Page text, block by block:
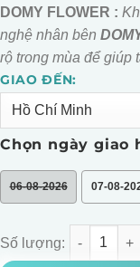
DOMY FLOWER :
nghệ nhân bên
rộ trong mùa để giúp
GIAO ĐẾN:
Chọn ngày giao
06-08-2026 07-08-
BÓ HOA OHARA
Alternative: